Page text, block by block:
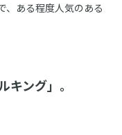
、ある程度人気のある
ング」。